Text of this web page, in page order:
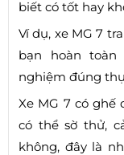
biết có tốt hay
Ví dụ, xe MG 7
bạn hoàn
nghiệm đúng
Xe MG 7 có ghế
có thể sờ thử,
không, đây là